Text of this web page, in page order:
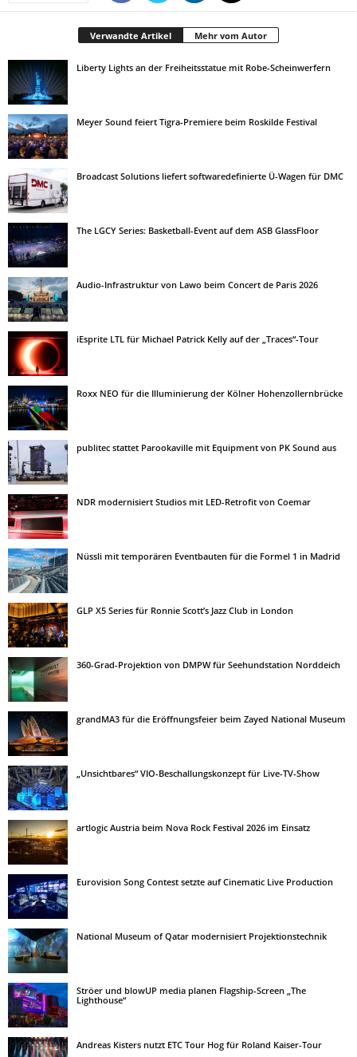
Verwandte Artikel Mehr vom Autor
Liberty Lights an der Freiheitsstatue mit Robe-Scheinwerfern
Meyer Sound feiert Tigra-Premiere beim Roskilde Festival
Broadcast Solutions liefert softwaredefinierte Ü-Wagen für DMC
The LGCY Series: Basketball-Event auf dem ASB GlassFloor
Audio-Infrastruktur von Lawo beim Concert de Paris 2026
iEsprite LTL für Michael Patrick Kelly auf der „Traces“-Tour
Roxx NEO für die Illuminierung der Kölner Hohenzollernbrücke
publitec stattet Parookaville mit Equipment von PK Sound aus
NDR modernisiert Studios mit LED-Retrofit von Coemar
Nüssli mit temporären Eventbauten für die Formel 1 in Madrid
GLP X5 Series für Ronnie Scott’s Jazz Club in London
360-Grad-Projektion von DMPW für Seehundstation Norddeich
grandMA3 für die Eröffnungsfeier beim Zayed National Museum
„Unsichtbares“ VIO-Beschallungskonzept für Live-TV-Show
artlogic Austria beim Nova Rock Festival 2026 im Einsatz
Eurovision Song Contest setzte auf Cinematic Live Production
National Museum of Qatar modernisiert Projektionstechnik
Ströer und blowUP media planen Flagship-Screen „The
Lighthouse“
Andreas Kisters nutzt ETC Tour Hog für Roland Kaiser-Tour